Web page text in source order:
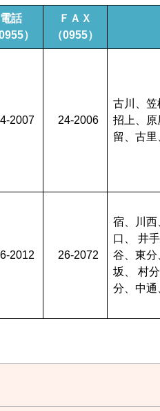
電話
）
ＦＡＸ
（0955）
2007 24-2006
古川、笠
招上、原
留、古
2012 26-2072
宿、川西
口、 井
谷、東分
坂、 村
分、中通